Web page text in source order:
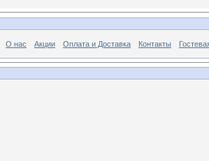
О нас Акции Оплата и Доставка Контакты